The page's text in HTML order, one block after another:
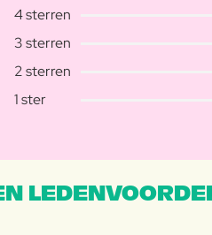
4 sterren
3 sterren
2 sterren
1 ster